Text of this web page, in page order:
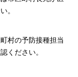
。
村の予防接種担当
ください。